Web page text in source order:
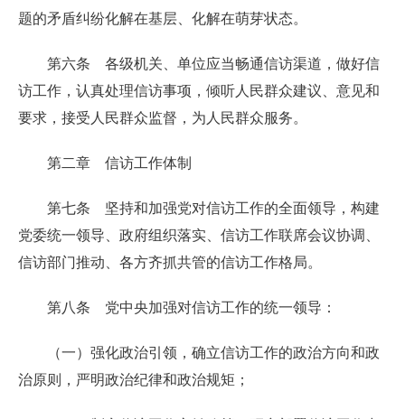
题的矛盾纠纷化解在基层、化解在萌芽状态。
第六条 各级机关、单位应当畅通信访渠道，做好信
访工作，认真处理信访事项，倾听人民群众建议、意见和
要求，接受人民群众监督，为人民群众服务。
第二章 信访工作体制
第七条 坚持和加强党对信访工作的全面领导，构建
党委统一领导、政府组织落实、信访工作联席会议协调、
信访部门推动、各方齐抓共管的信访工作格局。
第八条 党中央加强对信访工作的统一领导：
（一）强化政治引领，确立信访工作的政治方向和政
治原则，严明政治纪律和政治规矩；